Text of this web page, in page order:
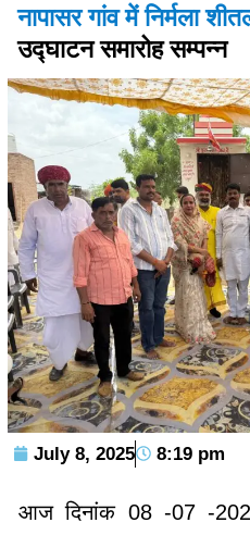
नापासर गांव में निर्मला
उद्घाटन समारोह सम्पन्न
July 8, 2025 8:19 pm
आज दिनांक 08 -07 -